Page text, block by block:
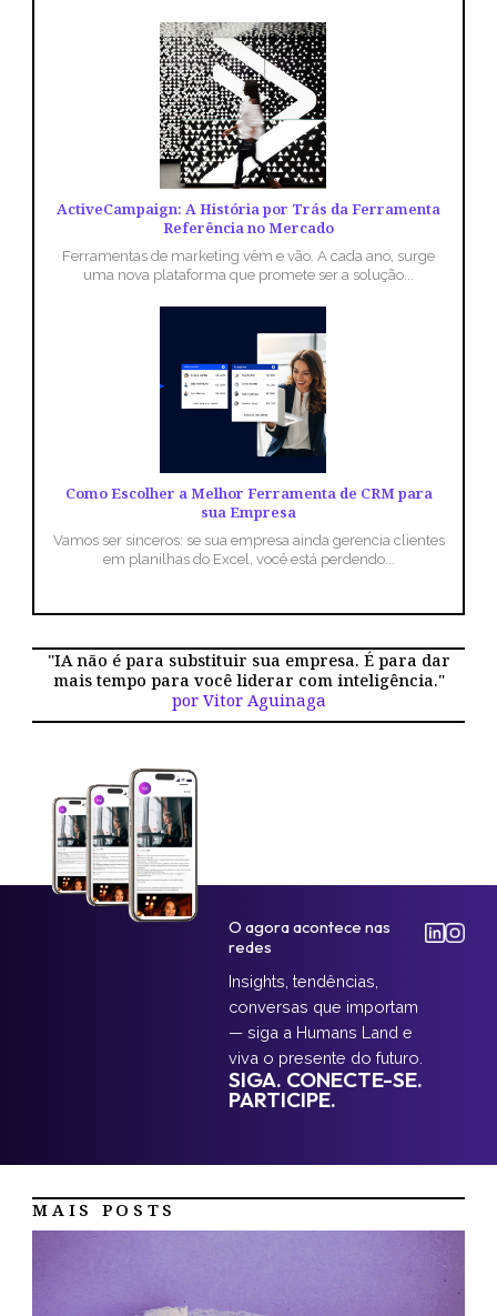
ActiveCampaign: A História por Trás da Ferramenta
Referência no Mercado
Ferramentas de marketing vêm e vão. A cada ano, surge
uma nova plataforma que promete ser a solução...
Como Escolher a Melhor Ferramenta de CRM para
sua Empresa
Vamos ser sinceros: se sua empresa ainda gerencia clientes
em planilhas do Excel, você está perdendo...
"IA não é para substituir sua empresa. É para dar
mais tempo para você liderar com inteligência."
por Vitor Aguinaga
O agora acontece nas
redes
Insights, tendências,
conversas que importam
— siga a Humans Land e
viva o presente do futuro.
SIGA. CONECTE-SE.
PARTICIPE.
MAIS POSTS